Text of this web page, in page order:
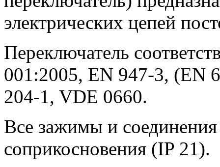
электрических цепей
Переключатель
001:2005, EN 947-3, (EN
204-1, VDE 0660.
Все зажимы и
соприкосновения (IP 21).